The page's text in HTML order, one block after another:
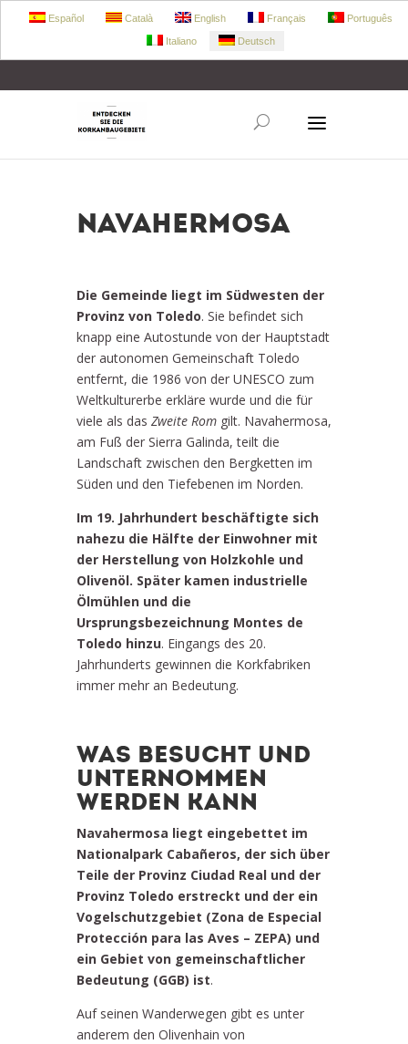
Navahermosa
Die Gemeinde liegt im Südwesten der
Provinz von Toledo. Sie befindet sich
knapp eine Autostunde von der Hauptstadt
der autonomen Gemeinschaft Toledo
entfernt, die 1986 von der UNESCO zum
Weltkulturerbe erkläre wurde und die für
viele als das Zweite Rom gilt. Navahermosa,
am Fuß der Sierra Galinda, teilt die
Landschaft zwischen den Bergketten im
Süden und den Tiefebenen im Norden.
Im 19. Jahrhundert beschäftigte sich
nahezu die Hälfte der Einwohner mit
der Herstellung von Holzkohle und
Olivenöl. Später kamen industrielle
Ölmühlen und die
Ursprungsbezeichnung Montes de
Toledo hinzu. Eingangs des 20.
Jahrhunderts gewinnen die Korkfabriken
immer mehr an Bedeutung.
WAS BESUCHT UND
UNTERNOMMEN
WERDEN KANN
Navahermosa liegt eingebettet im
Nationalpark Cabañeros, der sich über
Teile der Provinz Ciudad Real und der
Provinz Toledo erstreckt und der ein
Vogelschutzgebiet (Zona de Especial
Protección para las Aves – ZEPA) und
ein Gebiet von gemeinschaftlicher
Bedeutung (GGB) ist.
Auf seinen Wanderwegen gibt es unter
anderem den Olivenhain von
Español Català English Français Português
Italiano Deutsch